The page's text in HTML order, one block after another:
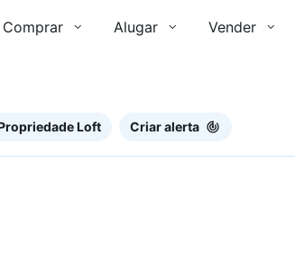
Comprar Alugar Vender
Loft Criar alerta